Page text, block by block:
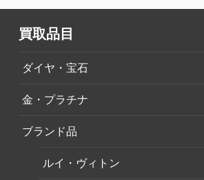
買取品目
ダイヤ・宝石
金・プラチナ
ブランド品
ルイ・ヴィトン